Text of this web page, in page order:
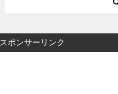
スポンサーリンク